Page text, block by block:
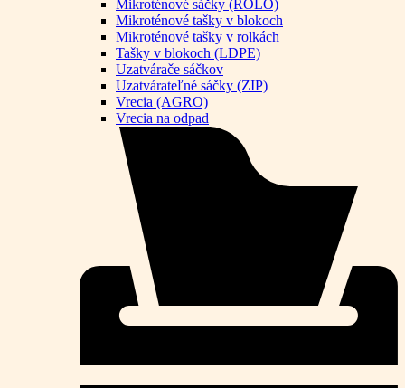
Mikroténové sáčky (ROLO)
Mikroténové tašky v blokoch
Mikroténové tašky v rolkách
Tašky v blokoch (LDPE)
Uzatvárače sáčkov
Uzatvárateľné sáčky (ZIP)
Vrecia (AGRO)
Vrecia na odpad